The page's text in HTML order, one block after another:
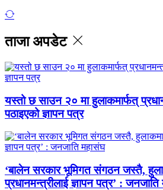
ताजा अपडेट
यस्तो छ साउन २० मा हुलाकमार्फत्
पठाइएको ज्ञापन पत्र
‘बालेन सरकार भूमिगत संगठन जस्तै,
प्रधानमन्त्रीलाई ज्ञापन पत्र’ :